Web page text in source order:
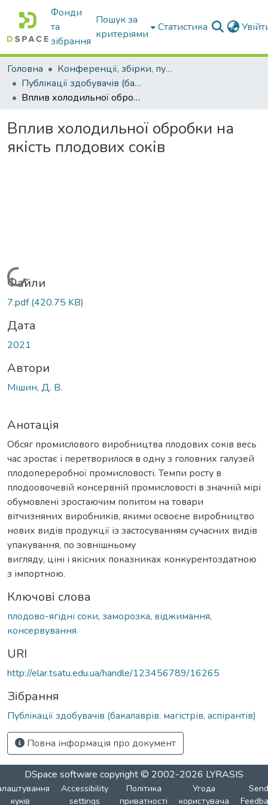
Фонди
та
зібрання
Пошук за
критеріями
Статистика
Головна
Конференції, збірки, публікації молодих вчених і здобувачів : магістрів, бакалаврів, аспірантів.
Публікації здобувачів (бакалаврів. магістрів, аспірантів)
Вплив холодильної обробки на якість плодових соків
Вплив холодильної обробки на
якість плодових соків
Вантажиться...
Файли
7.pdf(420.75 KB)
Дата
2021
Автори
Мішин, Д. В.
Анотація
Обсяг промислового виробництва плодових соків весь
час зростає і перетворилося в одну з головних галузей
плодопереробної промисловості. Темпи росту в
плодоовочевій консервній промисловості в значній мірі
обумовлені зростаючим попитом на товари
вітчизняних виробників, якими освоєне виробництво
нових видів продукції із застосуванням сучасних видів
упакування, по зовнішньому
вигляду, ціні і якісних показниках конкурентоздатною
з імпортною.
Ключові слова
плодово-ягідні соки, заморозка, віджимання,
консервування
URI
http://elar.tsatu.edu.ua/handle/123456789/16265
Зібрання
Публікації здобувачів (бакалаврів. магістрів, аспірантів)
Повна інформація про документ
DSpace software copyright © 2002-2026 LYRASIS
куків
Accessibility
settings
Політика
приватності
Угода
користувача
Send